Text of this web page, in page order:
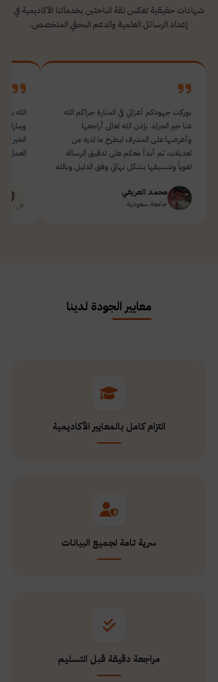
شهادات حقيقية تعكس ثقة الباحثين بخدماتنا الأكاديمية في
إعداد الرسائل العلمية والدعم البحثي المتخصص.
بوركت جهودكم أعزائي في المنارة جزاكم الله
عنا خير الجزاء. بإذن الله تعالى أراجعها
وأعرضها على المشرف ليطرح ما لديه من
تعديلات. ثم أبدأ معكم على تدقيق الرسالة
لغوياً وتنسيقها بشكل نهائي وفق الدليل وبالله
محمد العريفي
جامعة سعودية
الله
العمل.
معايير الجودة لدينا
التزام كامل بالمعايير الأكاديمية
سرية تامة لجميع البيانات
مراجعة دقيقة قبل التسليم